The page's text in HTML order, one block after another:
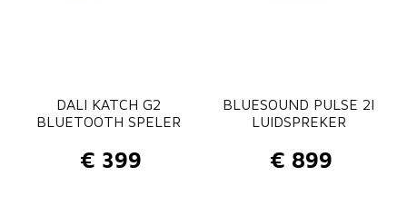
DALI KATCH G2
BLUETOOTH SPELER
€ 399
BLUESOUND PULSE 2I
LUIDSPREKER
€ 899